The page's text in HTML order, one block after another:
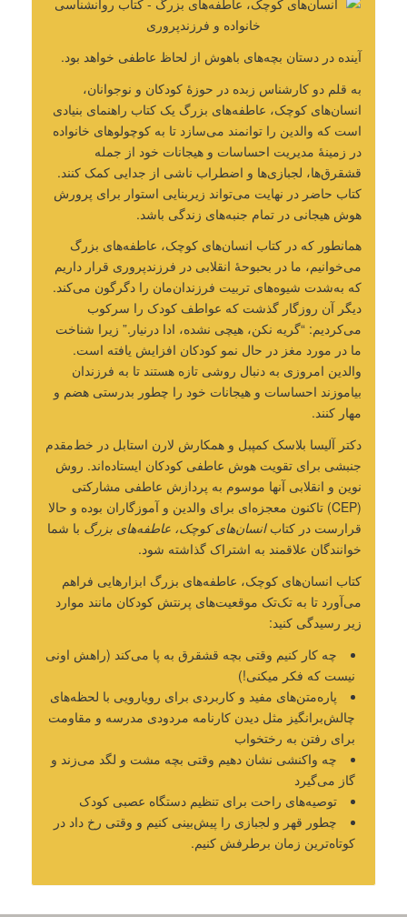
آینده در دستان بچه‌های باهوش از لحاظ عاطفی خواهد بود.
به قلم دو کارشناس زبده در حوزۀ کودکان و نوجوانان،
انسان‌های کوچک، عاطفه‌های بزرگ یک کتاب راهنمای بنیادی
است که والدین را توانمند می‌سازد تا به کوچولوهای خانواده
در زمینۀ مدیریت احساسات و هیجانات خود از جمله
قشقرق‌ها، لجبازی‌ها و اضطراب ناشی از جدایی کمک کنند.
کتاب حاضر در نهایت می‌تواند زیربنایی استوار برای پرورش
هوش هیجانی در تمام جنبه‌های زندگی باشد.
همانطور که در کتاب انسان‌های کوچک، عاطفه‌های بزرگ
می‌خوانیم، ما در بحبوحۀ انقلابی در فرزندپروری قرار داریم
که به‌شدت شیوه‌های تربیت فرزندان‌مان را دگرگون می‌کند.
دیگر آن روزگار گذشت که عواطف کودک را سرکوب
می‌کردیم: “گریه نکن، هیچی نشده، ادا درنیار.” زیرا شناخت
ما در مورد مغز در حال نمو کودکان افزایش یافته است.
والدین امروزی به دنبال روشی تازه هستند تا به فرزندان
بیاموزند احساسات و هیجانات خود را چطور بدرستی هضم و
مهار کنند.
دکتر آلیسا بلاسک کمپبل و همکارش لارن استابل در خط‌مقدم
جنبشی برای تقویت هوش عاطفی کودکان ایستاده‌اند. روش
نوین و انقلابی آنها موسوم به پردازش عاطفی مشارکتی
(CEP) تاکنون معجزه‌ای برای والدین و آموزگاران بوده و حالا
قرارست در کتابانسان‌های کوچک، عاطفه‌های بزرگ با شما
خوانندگان علاقمند به اشتراک گذاشته شود.
کتاب انسان‌های کوچک، عاطفه‌های بزرگ ابزارهایی فراهم
می‌آورد تا به تک‌تک موقعیت‌های پرنتش کودکان مانند موارد
زیر رسیدگی کنید:
چه کار کنیم وقتی بچه قشقرق به پا می‌کند (راهش اونی
نیست که فکر میکنی!)
پاره‌متن‌های مفید و کاربردی برای رویارویی با لحظه‌های
چالش‌برانگیز مثل دیدن کارنامه مردودی مدرسه و مقاومت
برای رفتن به رختخواب
چه واکنشی نشان دهیم وقتی بچه مشت و لگد می‌زند و
گاز می‌گیرد
توصیه‌های راحت برای تنظیم دستگاه عصبی کودک
چطور قهر و لجبازی را پیش‌بینی کنیم و وقتی رخ داد در
کوتاه‌ترین زمان برطرفش کنیم.